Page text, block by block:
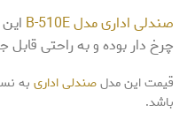
صندلی اداری مدل B-510E این
چرخ دار بوده و به راحتی قابل
قیمت این مدلصندلی اداری به
باشد.